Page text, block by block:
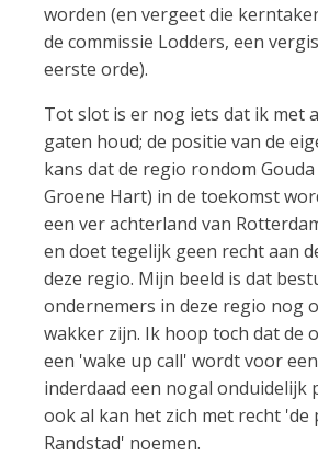
worden (en vergeet die
de commissie Lodders, een
eerste orde).
Tot slot is er nog iets dat ik met
gaten houd; de positie van de
kans dat de regio rondom
Groene Hart) in de toekomst
een ver achterland van
en doet tegelijk geen recht aan
deze regio. Mijn beeld is dat
ondernemers in deze regio nog
wakker zijn. Ik hoop toch dat de
een 'wake up call' wordt voor
inderdaad een nogal onduidelijk
ook al kan het zich met recht
Randstad' noemen.